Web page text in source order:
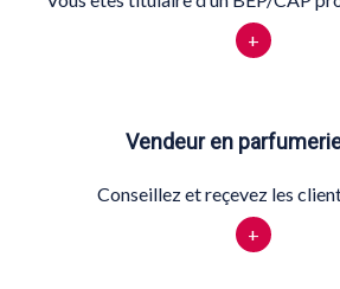
+
Vendeur en
Conseillez et reçevez les
+